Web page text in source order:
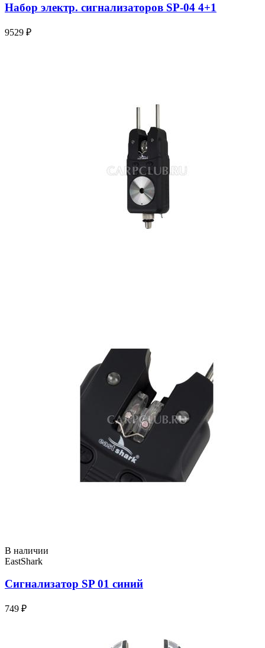
Набор электр. сигнализаторов SP-04 4+1
9529 ₽
В наличии
EastShark
Сигнализатор SP 01 синий
749 ₽